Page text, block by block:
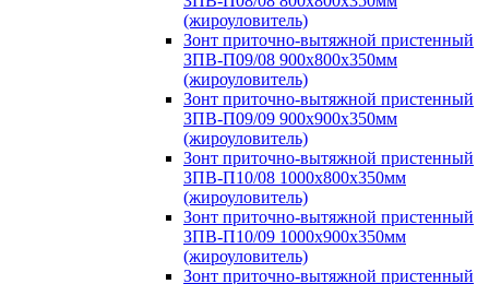
(жироуловитель)
Зонт приточно-вытяжной пристенный
ЗПВ-П09/08 900х800х350мм
(жироуловитель)
Зонт приточно-вытяжной пристенный
ЗПВ-П09/09 900х900х350мм
(жироуловитель)
Зонт приточно-вытяжной пристенный
ЗПВ-П10/08 1000х800х350мм
(жироуловитель)
Зонт приточно-вытяжной пристенный
ЗПВ-П10/09 1000х900х350мм
(жироуловитель)
Зонт приточно-вытяжной пристенный